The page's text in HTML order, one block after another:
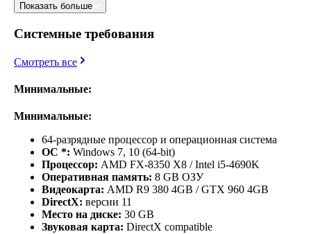
Показать больше
Системные требования
Смотреть все
Минимальные:
Минимальные:
64-разрядные процессор и операционная система
ОС *: Windows 7, 10 (64-bit)
Процессор: AMD FX-8350 X8 / Intel i5-4690K
Оперативная память: 8 GB ОЗУ
Видеокарта: AMD R9 380 4GB / GTX 960 4GB
DirectX: версии 11
Место на диске: 30 GB
Звуковая карта: DirectX compatible